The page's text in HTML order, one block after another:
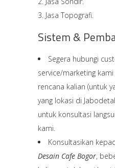
Jasa Topografi.
Sistem &
Segera hubungi
service/marketing
rencana kalian (untuk
yang lokasi di
untuk konsultasi
kami.
Konsultasikan
Desain Cafe Bogor,